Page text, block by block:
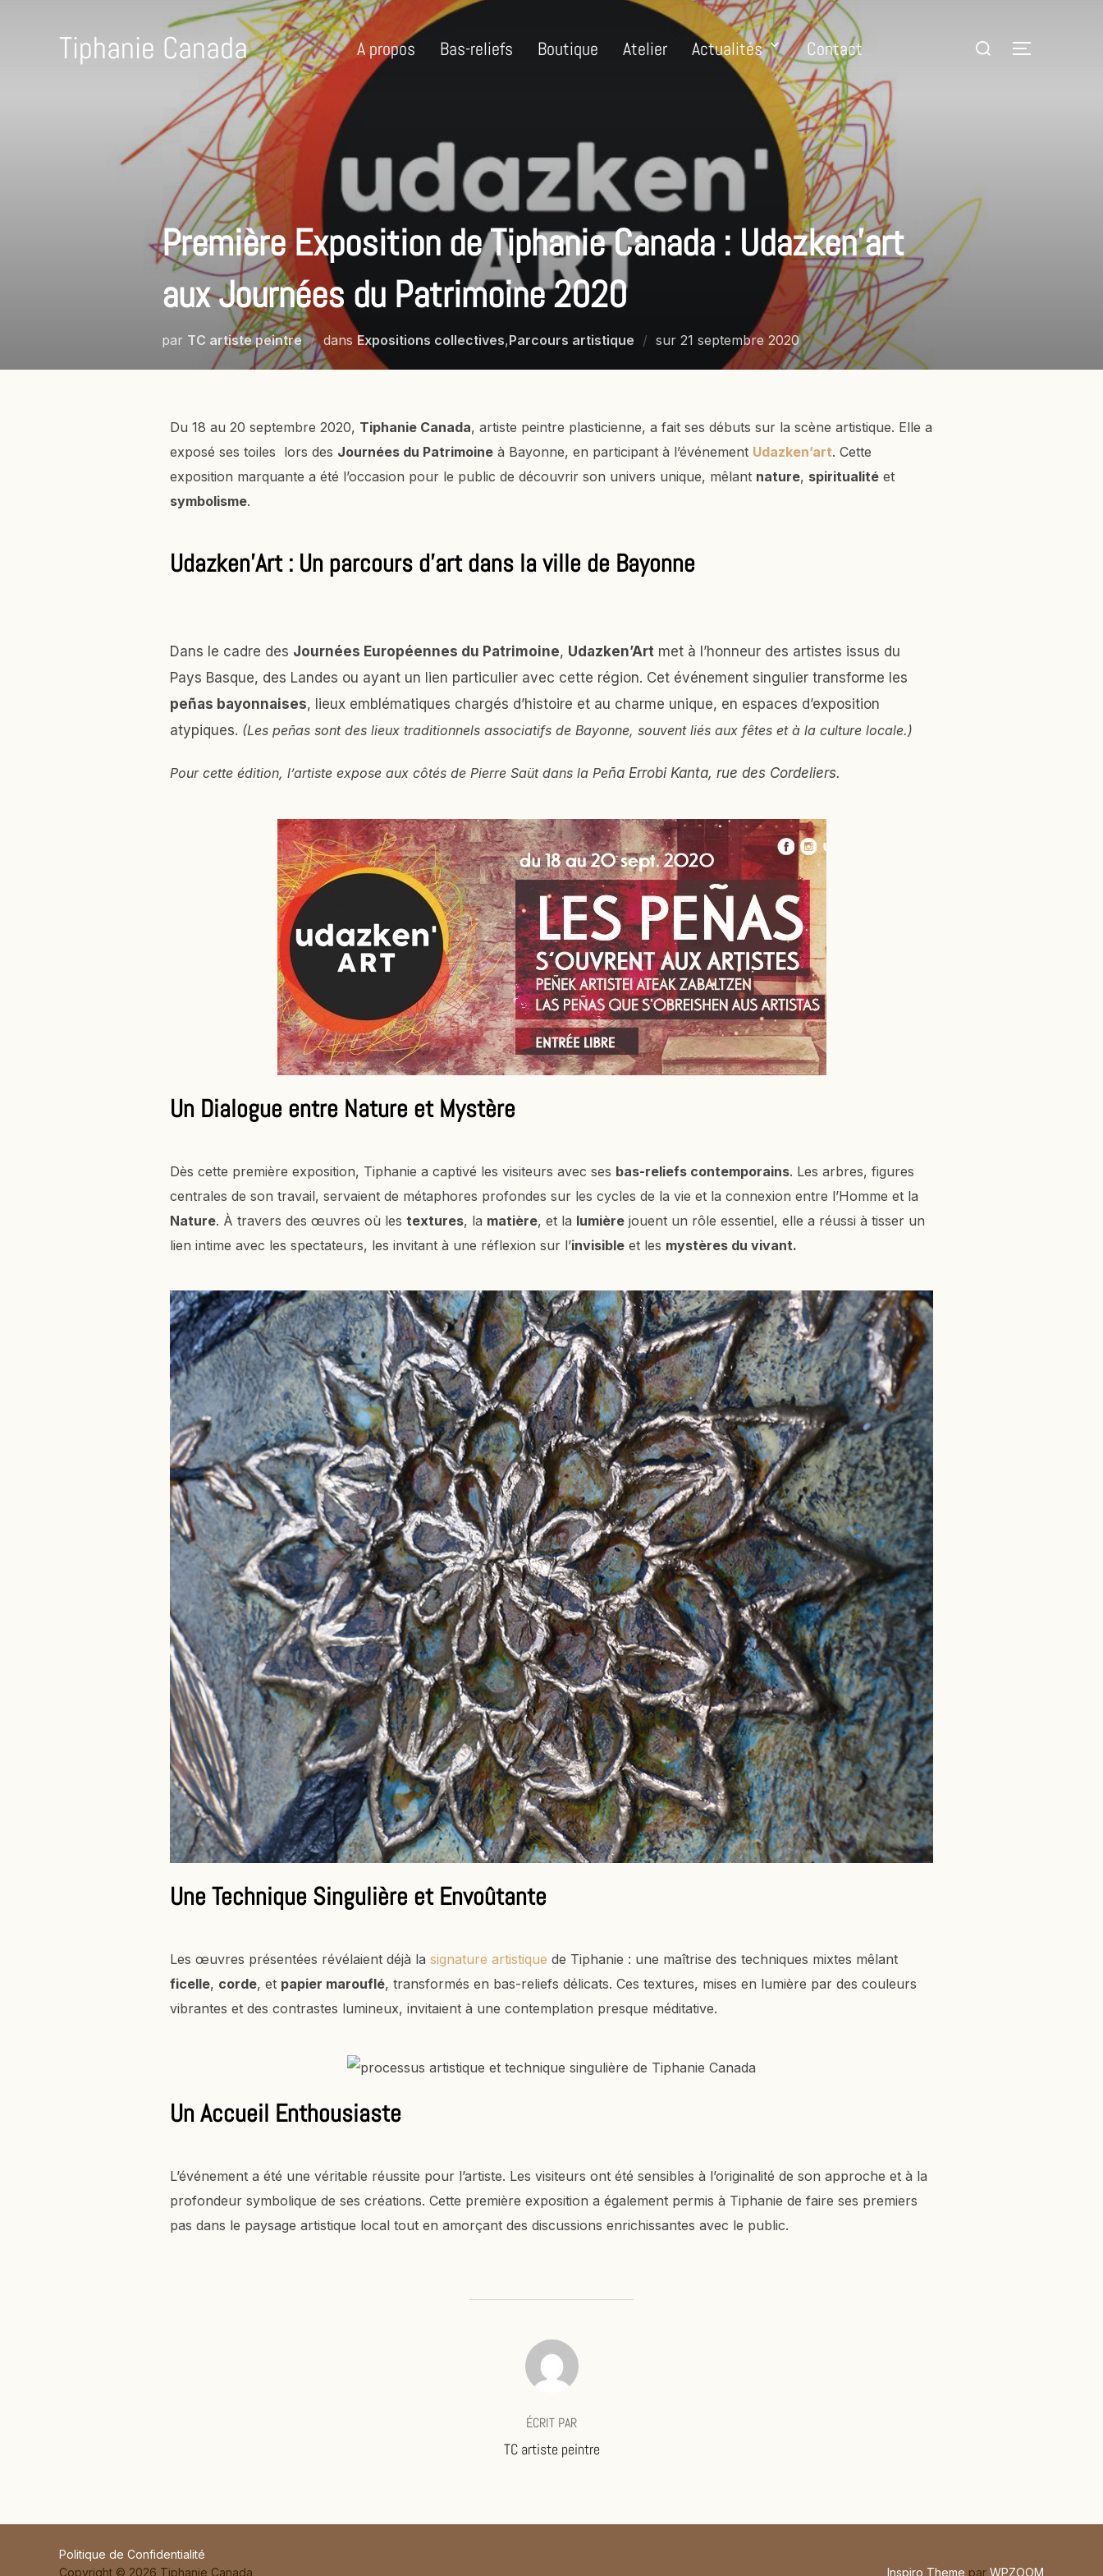
Tiphanie Canada A propos Bas-reliefs Boutique Atelier Actualités Contact
Première Exposition de Tiphanie Canada : Udazken’art
aux Journées du Patrimoine 2020
par TC artiste peintre dans Expositions collectives,Parcours artistique sur 21 septembre 2020
Du 18 au 20 septembre 2020, Tiphanie Canada, artiste peintre plasticienne, a fait ses débuts sur la scène artistique. Elle a
exposé ses toiles lors des Journées du Patrimoine à Bayonne, en participant à l’événement Udazken’art. Cette
exposition marquante a été l’occasion pour le public de découvrir son univers unique, mêlant nature, spiritualité et
symbolisme.
Udazken’Art : Un parcours d'art dans la ville de Bayonne
Dans le cadre des Journées Européennes du Patrimoine, Udazken’Art met à l’honneur des artistes issus du
Pays Basque, des Landes ou ayant un lien particulier avec cette région. Cet événement singulier transforme les
peñas bayonnaises, lieux emblématiques chargés d’histoire et au charme unique, en espaces d’exposition
atypiques. (Les peñas sont des lieux traditionnels associatifs de Bayonne, souvent liés aux fêtes et à la culture locale.)
Pour cette édition, l’artiste expose aux côtés de Pierre Saüt dans la Peña Errobi Kanta, rue des Cordeliers.
Un Dialogue entre Nature et Mystère
Dès cette première exposition, Tiphanie a captivé les visiteurs avec ses bas-reliefs contemporains. Les arbres, figures
centrales de son travail, servaient de métaphores profondes sur les cycles de la vie et la connexion entre l’Homme et la
Nature. À travers des œuvres où les textures, la matière, et la lumière jouent un rôle essentiel, elle a réussi à tisser un
lien intime avec les spectateurs, les invitant à une réflexion sur l’invisible et les mystères du vivant.
Une Technique Singulière et Envoûtante
Les œuvres présentées révélaient déjà la signature artistique de Tiphanie : une maîtrise des techniques mixtes mêlant
ficelle, corde, et papier marouflé, transformés en bas-reliefs délicats. Ces textures, mises en lumière par des couleurs
vibrantes et des contrastes lumineux, invitaient à une contemplation presque méditative.
Un Accueil Enthousiaste
L’événement a été une véritable réussite pour l’artiste. Les visiteurs ont été sensibles à l’originalité de son approche et à la
profondeur symbolique de ses créations. Cette première exposition a également permis à Tiphanie de faire ses premiers
pas dans le paysage artistique local tout en amorçant des discussions enrichissantes avec le public.
AUTEUR DE LA PUBLICATION
ÉCRIT PAR
TC artiste peintre
Politique de Confidentialité
Copyright © 2026 Tiphanie Canada
Inspiro Theme par WPZOOM